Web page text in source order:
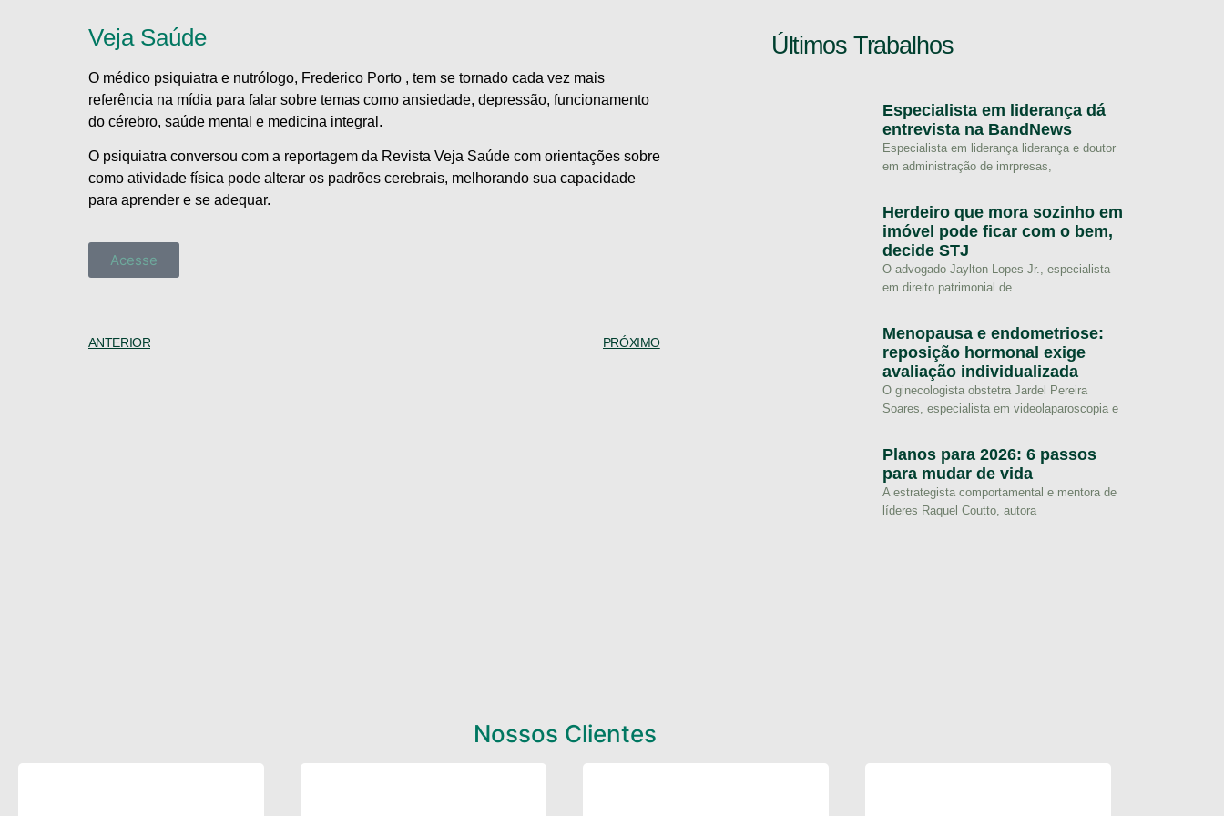
Veja Saúde
O médico psiquiatra e nutrólogo, Frederico Porto , tem se tornado cada vez mais
referência na mídia para falar sobre temas como ansiedade, depressão, funcionamento
do cérebro, saúde mental e medicina integral.
O psiquiatra conversou com a reportagem da Revista Veja Saúde com orientações sobre
como atividade física pode alterar os padrões cerebrais, melhorando sua capacidade
para aprender e se adequar.
Acesse
ANTERIOR PRÓXIMO
Últimos Trabalhos
Especialista em liderança dá
entrevista na BandNews
Especialista em liderança liderança e doutor
em administração de imrpresas,
Herdeiro que mora sozinho em
imóvel pode ficar com o bem,
decide STJ
O advogado Jaylton Lopes Jr., especialista
em direito patrimonial de
Menopausa e endometriose:
reposição hormonal exige
avaliação individualizada
O ginecologista obstetra Jardel Pereira
Soares, especialista em videolaparoscopia e
Planos para 2026: 6 passos
para mudar de vida
A estrategista comportamental e mentora de
líderes Raquel Coutto, autora
Nossos Clientes